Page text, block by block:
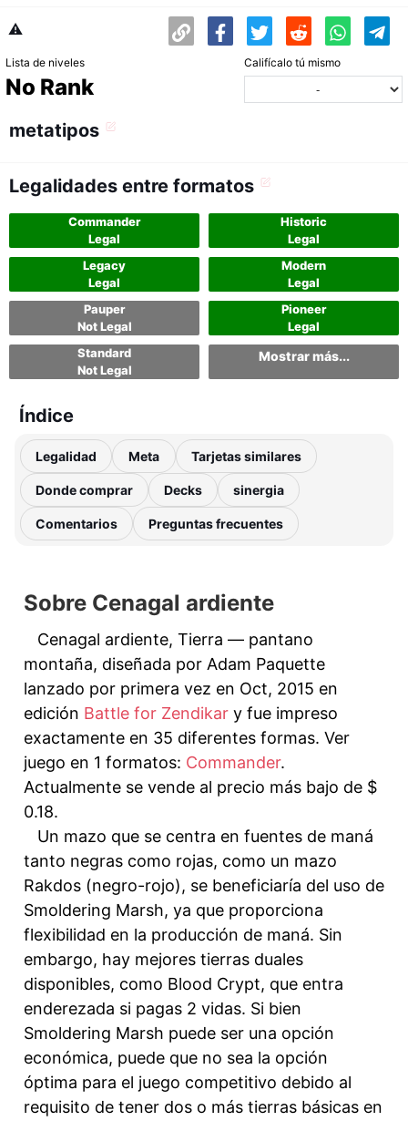
⚠️
Lista de niveles
No Rank
Califícalo tú mismo
metatipos
Legalidades entre formatos
Commander
Legal
Historic
Legal
Legacy
Legal
Modern
Legal
Pauper
Not Legal
Pioneer
Legal
Standard
Not Legal
Mostrar más...
Índice
Legalidad Meta Tarjetas similares
Donde comprar Decks sinergia
Comentarios Preguntas frecuentes
Sobre Cenagal ardiente
Cenagal ardiente, Tierra — pantano
montaña, diseñada por Adam Paquette
lanzado por primera vez en Oct, 2015 en
edición Battle for Zendikar y fue impreso
exactamente en 35 diferentes formas. Ver
juego en 1 formatos: Commander.
Actualmente se vende al precio más bajo de $
0.18.
Un mazo que se centra en fuentes de maná
tanto negras como rojas, como un mazo
Rakdos (negro-rojo), se beneficiaría del uso de
Smoldering Marsh, ya que proporciona
flexibilidad en la producción de maná. Sin
embargo, hay mejores tierras duales
disponibles, como Blood Crypt, que entra
enderezada si pagas 2 vidas. Si bien
Smoldering Marsh puede ser una opción
económica, puede que no sea la opción
óptima para el juego competitivo debido al
requisito de tener dos o más tierras básicas en